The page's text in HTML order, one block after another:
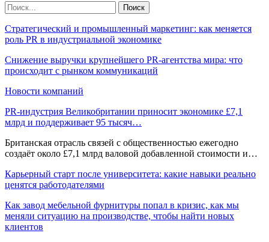
Стратегический и промышленный маркетинг: как меняется
роль PR в индустриальной экономике
Снижение выручки крупнейшего PR-агентства мира: что
происходит с рынком коммуникаций
Новости компаний
PR-индустрия Великобритании приносит экономике £7,1
млрд и поддерживает 95 тысяч…
Британская отрасль связей с общественностью ежегодно
создаёт около £7,1 млрд валовой добавленной стоимости и…
Карьерный старт после университета: какие навыки реально
ценятся работодателями
Как завод мебельной фурнитуры попал в кризис, как мы
меняли ситуацию на производстве, чтобы найти новых
клиентов